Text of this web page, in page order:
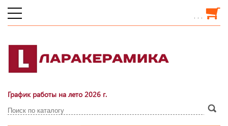
. . .
График работы на лето 2026 г.